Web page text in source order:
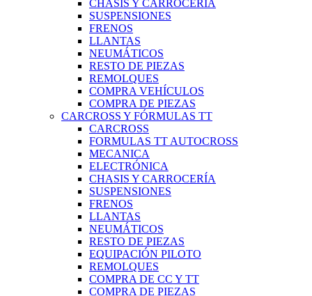
CHASIS Y CARROCERÍA
SUSPENSIONES
FRENOS
LLANTAS
NEUMÁTICOS
RESTO DE PIEZAS
REMOLQUES
COMPRA VEHÍCULOS
COMPRA DE PIEZAS
CARCROSS Y FÓRMULAS TT
CARCROSS
FORMULAS TT AUTOCROSS
MECANICA
ELECTRÓNICA
CHASIS Y CARROCERÍA
SUSPENSIONES
FRENOS
LLANTAS
NEUMÁTICOS
RESTO DE PIEZAS
EQUIPACIÓN PILOTO
REMOLQUES
COMPRA DE CC Y TT
COMPRA DE PIEZAS